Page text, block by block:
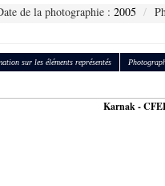
de la photographie : 2005
sur les éléments représentés